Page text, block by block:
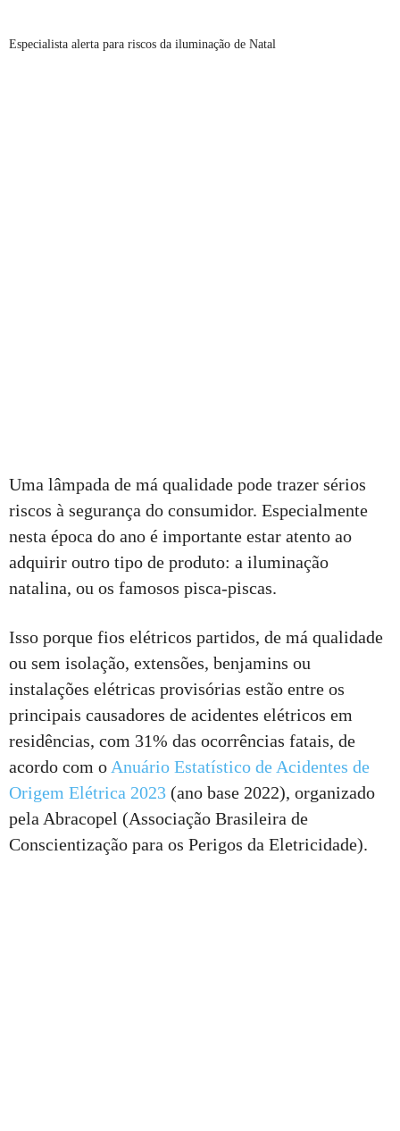
Especialista alerta para riscos da iluminação de Natal
Uma lâmpada de má qualidade pode trazer sérios
riscos à segurança do consumidor. Especialmente
nesta época do ano é importante estar atento ao
adquirir outro tipo de produto: a iluminação
natalina, ou os famosos pisca-piscas.
Isso porque fios elétricos partidos, de má qualidade
ou sem isolação, extensões, benjamins ou
instalações elétricas provisórias estão entre os
principais causadores de acidentes elétricos em
residências, com 31% das ocorrências fatais, de
acordo com o Anuário Estatístico de Acidentes de
Origem Elétrica 2023 (ano base 2022), organizado
pela Abracopel (Associação Brasileira de
Conscientização para os Perigos da Eletricidade).